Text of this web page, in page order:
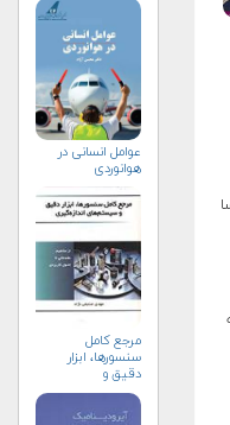
عوامل انسانی در
هوانوردی
مرجع کامل
سنسورها، ابزار
دقیق و
سیستم‌های
اندازه‌گیری